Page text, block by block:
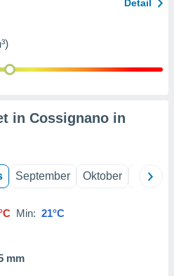
Detail
in Cossignano in
September Oktober
Min: 21°C
mm